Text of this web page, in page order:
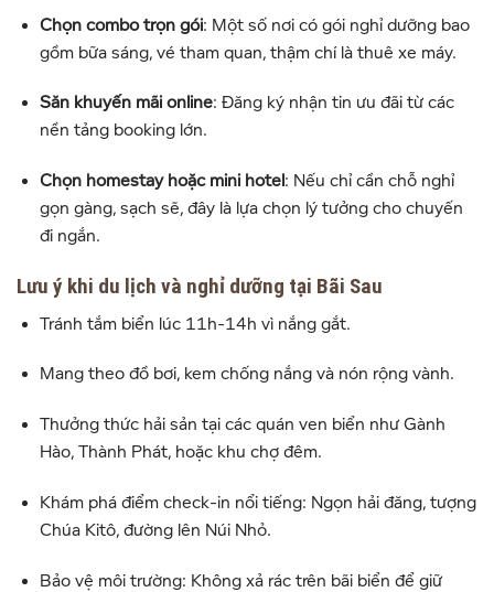
Chọn combo trọn gói: Một số nơi có gói nghỉ dưỡng bao
gồm bữa sáng, vé tham quan, thậm chí là thuê xe máy.
Săn khuyến mãi online: Đăng ký nhận tin ưu đãi từ các
nền tảng booking lớn.
Chọn homestay hoặc mini hotel: Nếu chỉ cần chỗ nghỉ
gọn gàng, sạch sẽ, đây là lựa chọn lý tưởng cho chuyến
đi ngắn.
Lưu ý khi du lịch và nghỉ dưỡng tại Bãi Sau
Tránh tắm biển lúc 11h-14h vì nắng gắt.
Mang theo đồ bơi, kem chống nắng và nón rộng vành.
Thưởng thức hải sản tại các quán ven biển như Gành
Hào, Thành Phát, hoặc khu chợ đêm.
Khám phá điểm check-in nổi tiếng: Ngọn hải đăng, tượng
Chúa Kitô, đường lên Núi Nhỏ.
Bảo vệ môi trường: Không xả rác trên bãi biển để giữ